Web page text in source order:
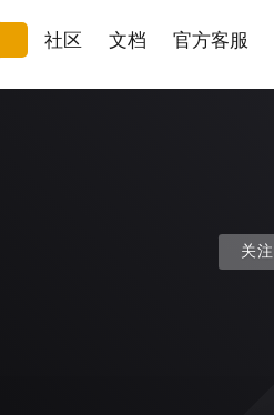
社区 文档 官方客服
关注